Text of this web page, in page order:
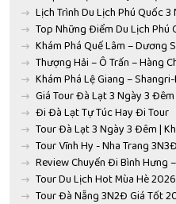
Lịch Trình Du Lịch Phú Quốc
Top Những Điểm Du Lịch
Khám Phá Quế Lâm – Dương
Thượng Hải – Ô Trấn – Hàng
Khám Phá Lệ Giang –
Giá Tour Đà Lạt 3 Ngày 3 Đêm
Đi Đà Lạt Tự Túc Hay Đi Tour
Tour Đà Lạt 3 Ngày 3 Đêm |
Tour Vĩnh Hy - Nha Trang
Review Chuyến Đi Bình Hưng
Tour Du Lịch Hot Mùa Hè 2026
Tour Đà Nẵng 3N2Đ Giá Tốt